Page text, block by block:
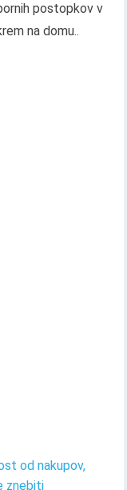
postopkov v
​​na domu..
od nakupov,
znebiti